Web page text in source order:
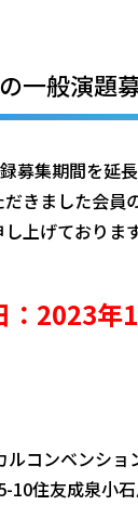
一般演題
募集期間を延
きました会員
上げております
：2023年
コンベンショ
10住友成泉小